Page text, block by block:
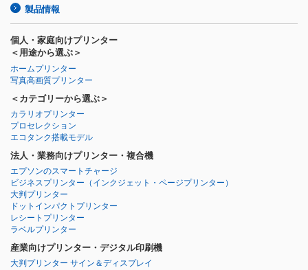
製品情報
個人・家庭向けプリンター
＜用途から選ぶ＞
ホームプリンター
写真高画質プリンター
＜カテゴリーから選ぶ＞
カラリオプリンター
プロセレクション
エコタンク搭載モデル
法人・業務向けプリンター・複合機
エプソンのスマートチャージ
ビジネスプリンター （インクジェット・ページプリンター）
大判プリンター
ドットインパクトプリンター
レシートプリンター
ラベルプリンター
産業向けプリンター・デジタル印刷機
大判プリンター サイン＆ディスプレイ